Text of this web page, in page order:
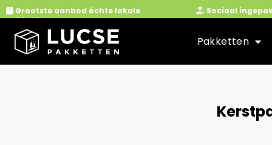
Ga
inhoud
Grootste aanbod échte lokale
pakketten
Sociaal
Pakketten